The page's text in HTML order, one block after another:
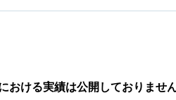
ける実績は公開しておりません